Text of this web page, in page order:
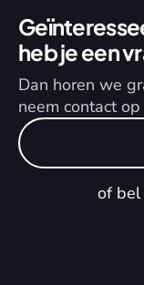
heb je een
Dan horen we
neem contact
of bel